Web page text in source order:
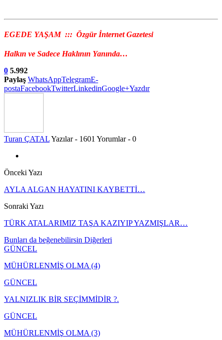
EGEDE YAŞAM ::: Özgür İnternet Gazetesi
Halkın ve Sadece Haklının Yanında…
0 5.992
Paylaş WhatsAppTelegramE-
postaFacebookTwitterLinkedinGoogle+Yazdır
Turan ÇATALYazılar - 1601 Yorumlar - 0
Önceki Yazı
AYLA ALGAN HAYATINI KAYBETTİ…
Sonraki Yazı
TÜRK ATALARIMIZ TAŞA KAZIYIP YAZMIŞLAR…
Bunları da beğenebilirsin Diğerleri
GÜNCEL
MÜHÜRLENMİŞ OLMA (4)
GÜNCEL
YALNIZLIK BİR SEÇİMMİDİR ?.
GÜNCEL
MÜHÜRLENMİŞ OLMA (3)